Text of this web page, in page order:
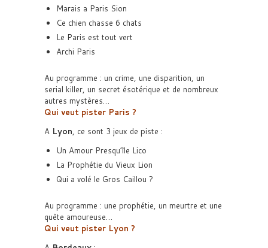
Marais a Paris Sion
Ce chien chasse 6 chats
Le Paris est tout vert
Archi Paris
Au programme : un crime, une disparition, un
serial killer, un secret ésotérique et de nombreux
autres mystères…
Qui veut pister Paris ?
A Lyon, ce sont 3 jeux de piste :
Un Amour Presqu’île Lico
La Prophétie du Vieux Lion
Qui a volé le Gros Caillou ?
Au programme : une prophétie, un meurtre et une
quête amoureuse…
Qui veut pister Lyon ?